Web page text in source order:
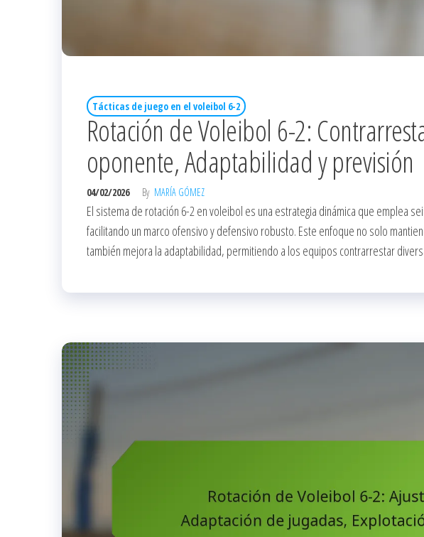
Tácticas de juego en el voleibol 6-2
Rotación de Voleibol 6-2:
oponente, Adaptabilidad y previsión
04/02/2026 By MARÍA GÓMEZ
El sistema de rotación 6-2 en voleibol es una estrategia dinámica que emplea
facilitando un marco ofensivo y defensivo robusto. Este enfoque no solo
también mejora la adaptabilidad, permitiendo a los equipos contrarrestar